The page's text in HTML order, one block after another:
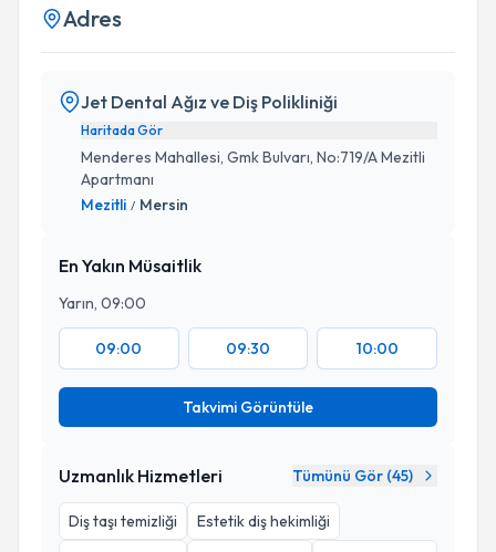
Adres
Jet Dental Ağız ve Diş Polikliniği
Haritada Gör
Menderes Mahallesi, Gmk Bulvarı, No:719/A Mezitli
Apartmanı
Mezitli / Mersin
En Yakın Müsaitlik
Yarın, 09:00
09:00 09:30 10:00
Takvimi Görüntüle
Uzmanlık Hizmetleri Tümünü Gör (45)
Diş taşı temizliği
Estetik diş hekimliği